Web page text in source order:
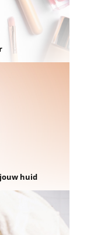
huid